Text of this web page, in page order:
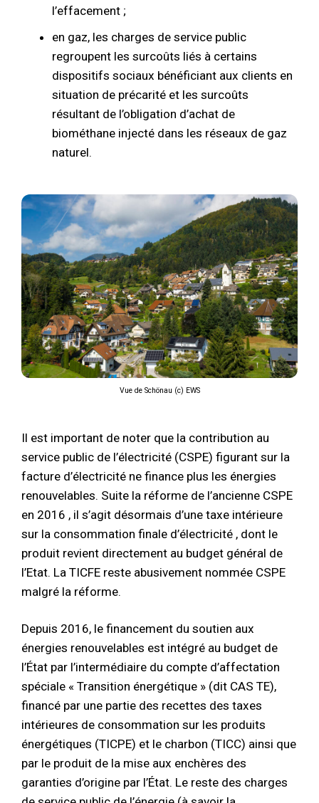
l’effacement ;
en gaz, les charges de service public
regroupent les surcoûts liés à certains
dispositifs sociaux bénéficiant aux clients en
situation de précarité et les surcoûts
résultant de l’obligation d’achat de
biométhane injecté dans les réseaux de gaz
naturel.
Vue de Schönau (c) EWS
Il est important de noter que la contribution au
service public de l’électricité (CSPE) figurant sur la
facture d’électricité ne finance plus les énergies
renouvelables. Suite la réforme de l’ancienne CSPE
en 2016 , il s’agit désormais d’une taxe intérieure
sur la consommation finale d’électricité , dont le
produit revient directement au budget général de
l’Etat. La TICFE reste abusivement nommée CSPE
malgré la réforme.
Depuis 2016, le financement du soutien aux
énergies renouvelables est intégré au budget de
l’État par l’intermédiaire du compte d’affectation
spéciale « Transition énergétique » (dit CAS TE),
financé par une partie des recettes des taxes
intérieures de consommation sur les produits
énergétiques (TICPE) et le charbon (TICC) ainsi que
par le produit de la mise aux enchères des
garanties d’origine par l’État. Le reste des charges